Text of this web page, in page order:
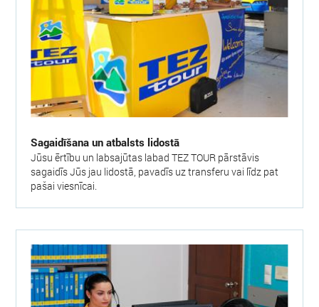
Sagaidīšana un atbalsts lidostā
Jūsu ērtību un labsajūtas labad TEZ TOUR pārstāvis
sagaidīs Jūs jau lidostā, pavadīs uz transferu vai līdz pat
pašai viesnīcai.